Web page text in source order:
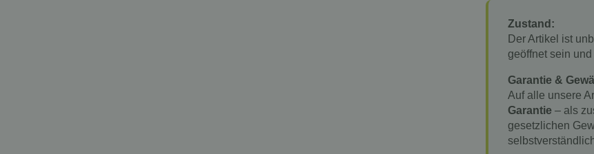
Zustand:
Der Artikel ist
geöffnet sein
Garantie &
Auf alle unsere
Garantie – als
gesetzlichen